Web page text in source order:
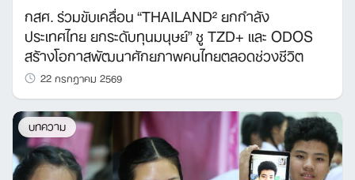
กสศ. ร่วมขับเคลื่อน “THAILAND² ยกกำลัง
ประเทศไทย ยกระดับทุนมนุษย์” ชู TZD+ และ ODOS
สร้างโอกาสพัฒนาศักยภาพคนไทยตลอดช่วงชีวิต
22 กรกฎาคม 2569
บทความ